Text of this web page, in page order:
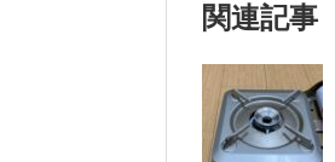
関連記事